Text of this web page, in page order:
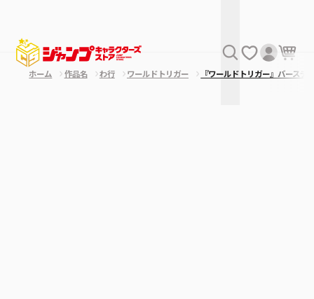
ホーム 作品名 わ行 ワールドトリガー 『ワールドトリガー』バース